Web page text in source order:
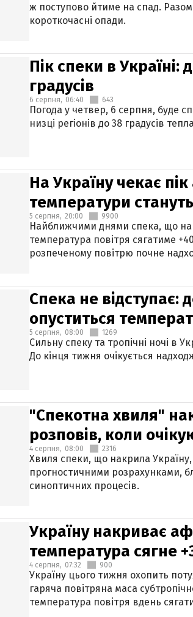
ж поступово йтиме на спад.
короткочасні опади.
Пік спеки в Україні:
градусів
6 серпня, 06:40 643
Погода у четвер, 6 серпня, буде
низці регіонів до 38 градусів
На Україну чекає
температури
5 серпня, 20:00 9900
Найближчими днями спека, що
температура повітря сягатиме
розпеченому повітрю почне
Спека не відступає:
опуститься
5 серпня, 08:00 1269
Сильну спеку та тропічні ночі в
До кінця тижня очікується
"Спекотна хвиля"
розповів, коли
4 серпня, 08:00 2316
Хвиля спеки, що накрила
прогностичними розрахунками,
синоптичних процесів.
Україну накриває
температура сягне
4 серпня, 07:32 900
Україну цього тижня охопить
гаряча повітряна маса
температура повітря вдень